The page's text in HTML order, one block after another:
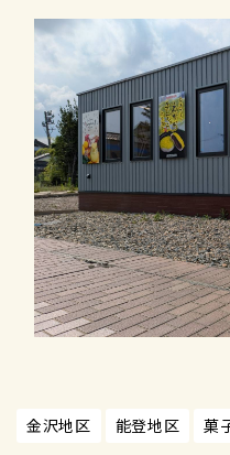
金沢地区 能登地区 菓